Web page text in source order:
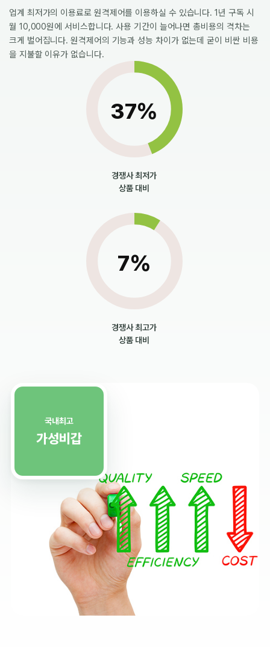
업계 최저가의 이용료로 원격제어를 이용하실 수 있습니다. 1년 구독 시
월 10,000원에 서비스합니다. 사용 기간이 늘어나면 총비용의 격차는
크게 벌어집니다. 원격제어의 기능과 성능 차이가 없는데 굳이 비싼 비용
을 지불할 이유가 없습니다.
50%
경쟁사 최저가
상품 대비
10%
경쟁사 최고가
상품 대비
국내최고
가성비갑